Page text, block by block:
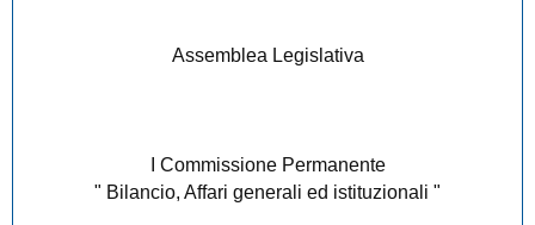
Assemblea Legislativa
I Commissione Permanente
" Bilancio, Affari generali ed istituzionali "